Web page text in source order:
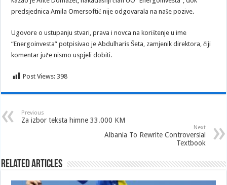
predsjednica Amila Omersoftić nije odgovarala na naše pozive.
Ugovore o ustupanju stvari, prava i novca na korištenje u ime
“Energoinvesta” potpisivao je Abdulharis Šeta, zamjenik direktora, čiji
komentar juče nismo uspjeli dobiti.
Post Views: 398
Previous
Za izbor teksta himne 33.000 KM
Next
Albania To Rewrite Controversial
Textbook
Related Articles